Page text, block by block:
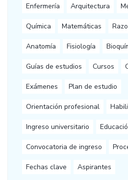
Enfermería Arquitectura
Química Matemáticas
Anatomía Fisiología
Guías de estudios Cursos
Exámenes Plan de estudio
Orientación profesional
Ingreso universitario
Convocatoria de ingreso
Fechas clave Aspirantes